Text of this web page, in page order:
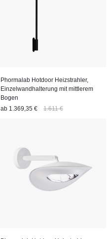
Phormalab Hotdoor Heizstrahler,
Einzelwandhalterung mit mittlerem
Bogen
ab 1.369,35 € 1.611 €